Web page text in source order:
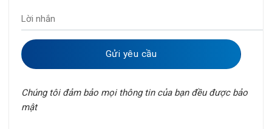
Chúng tôi đảm bảo mọi thông tin của bạn đều được bảo
mật